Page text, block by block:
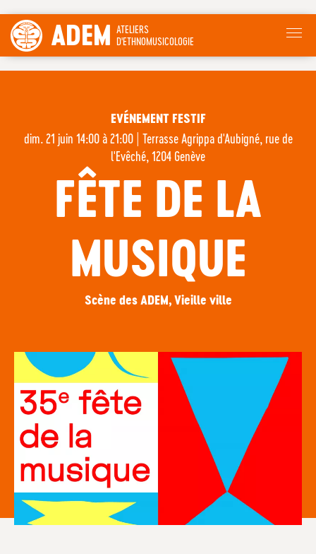
ADEM ATELIERS
D'ETHNOMUSICOLOGIE
EVÉNEMENT FESTIF
dim. 21 juin 14:00 à 21:00|
Terrasse Agrippa d'Aubigné, rue de
l'Evêché, 1204 Genève
FÊTE DE LA
MUSIQUE
Scène des ADEM, Vieille ville